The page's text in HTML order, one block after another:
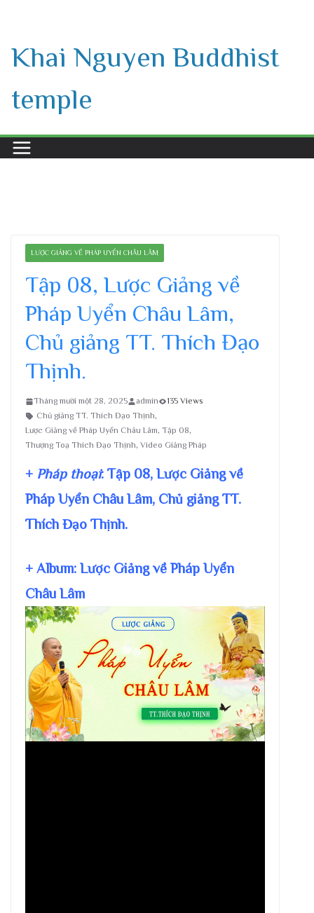
content
Khai Nguyen Buddhist
temple
LƯỢC GIẢNG VỀ PHÁP UYỂN CHÂU LÂM
Tập 08, Lược Giảng về
Pháp Uyển Châu Lâm,
Chủ giảng TT. Thích Đạo
Thịnh.
Tháng mười một 28, 2025 admin
135 Views
Chủ giảng TT. Thích Đạo Thịnh,
Lược Giảng về Pháp Uyển Châu Lâm, Tập 08,
Thượng Toạ Thích Đạo Thịnh, Video Giảng Pháp
+ Pháp thoại: Tập 08, Lược Giảng về
Pháp Uyển Châu Lâm, Chủ giảng TT.
Thích Đạo Thịnh.
+ Album: Lược Giảng về Pháp Uyển
Châu Lâm